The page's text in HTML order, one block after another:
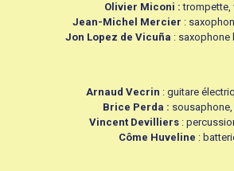
Olivier Miconi : trompette,
Jean-Michel Mercier :
Jon Lopez de Vicuña : saxophone
Arnaud Vecrin : guitare
Brice Perda : sousaphone,
Vincent Devilliers :
Côme Huveline :